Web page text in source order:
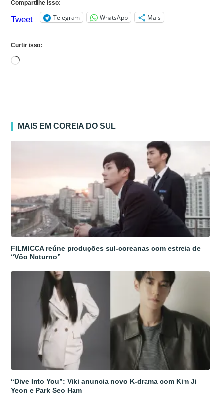
Compartilhe isso:
Tweet Telegram WhatsApp Mais
Curtir isso:
Carregando...
MAIS EM COREIA DO SUL
FILMICCA reúne produções sul-coreanas com estreia de
“Vôo Noturno”
“Dive Into You”: Viki anuncia novo K-drama com Kim Ji
Yeon e Park Seo Ham